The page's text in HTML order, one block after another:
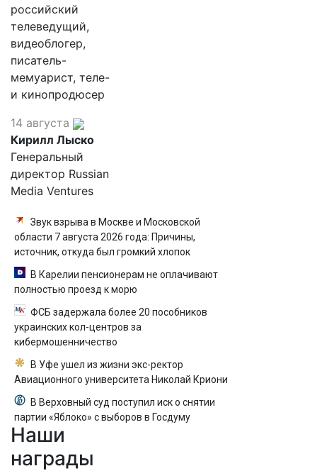
российский
телеведущий,
видеоблогер,
писатель-
мемуарист, теле-
и кинопродюсер
14 августа
Кирилл Лыско
Генеральный
директор Russian
Media Ventures
Звук взрыва в Москве и Московской
области 7 августа 2026 года: Причины,
источник, откуда был громкий хлопок
В Карелии пенсионерам не оплачивают
полностью проезд к морю
ФСБ задержала более 20 пособников
украинских кол-центров за
кибермошенничество
В Уфе ушел из жизни экс-ректор
Авиационного университета Николай Криони
В Верховный суд поступил иск о снятии
партии «Яблоко» с выборов в Госдуму
Наши
награды